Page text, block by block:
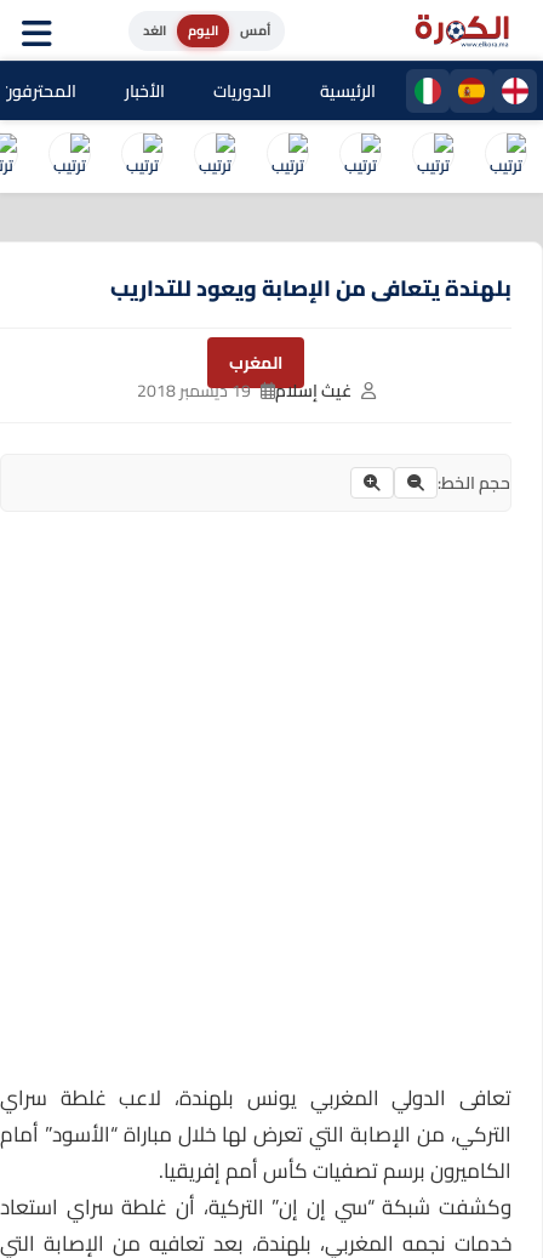
اليوم الغد
الرئيسية الدوريات الأخبار المحترفون
بلهندة يتعافى من الإصابة ويعود للتداريب
المغرب
غيث إسلام
19 ديسمبر 2018
حجم الخط:
تعافى الدولي المغربي يونس بلهندة، لاعب غلطة سراي
التركي، من الإصابة التي تعرض لها خلال مباراة “الأسود” أمام
الكاميرون برسم تصفيات كأس أمم إفريقيا.
وكشفت شبكة “سي إن إن” التركية، أن غلطة سراي استعاد
خدمات نجمه المغربي، بلهندة، بعد تعافيه من الإصابة التي